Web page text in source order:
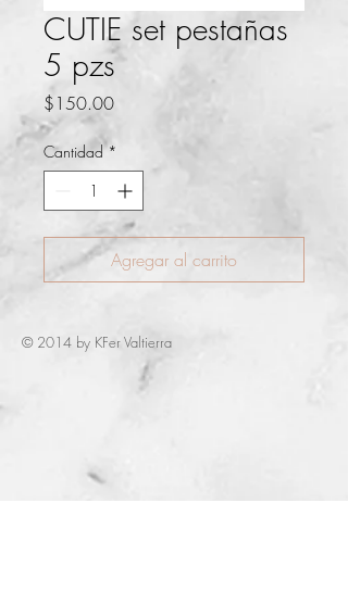
CUTIE set pestañas
5 pzs
$150.00Precio
Cantidad *
Agregar al carrito
© 2014 by KFer Valtierra